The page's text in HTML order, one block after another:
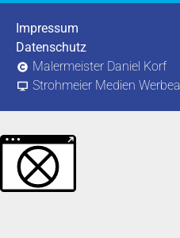
Malermeister Daniel Korf
Strohmeier Medien
Impressum
Datenschutz
Weitere Informationen über den